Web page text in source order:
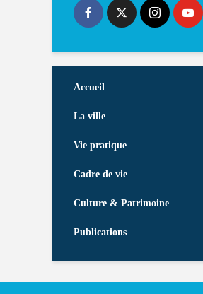
Accueil
La ville
Vie pratique
Cadre de vie
Culture & Patrimoine
Publications